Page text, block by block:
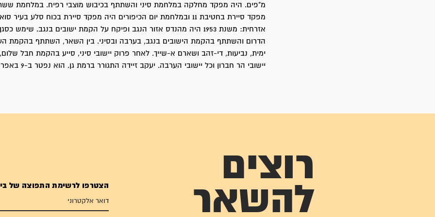
מ"פים. היה מפקד מחלקה במלחמת סיני והשתתף בכיבוש מוצבי רפיח. במלחמת
מפקד סיירת בחטיבת 11 ובמלחמת יום הכיפורים היה מפקד סיירת בכוח סלע בעיר
אזרחית: משנת 1953 היה מהנדס אזור הנגב ופיקח על הקמת ישובים בנגב. שימש
הדרום והשתתף בהקמת הישובים בנגב, בערבה ובסיני. בין השאר, השתתף בהקמת
ימית, נביעות, די-זהב ושארם א-שייך. לאחר פרוק יישובי סיני, סייע בהקמת חבל
יישובי הר חברון וכל יישובי הערבה. יעקב זיידה התגורר ברמת גן. הוא נפטר ב-9 באפריל 2023.
רוצים
להשאר
הצטרפו לרשימת התפוצה של